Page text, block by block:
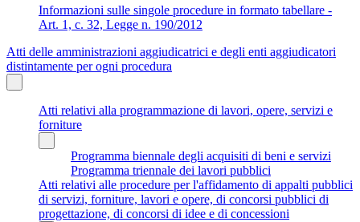
Informazioni sulle singole procedure in formato tabellare -
Art. 1, c. 32, Legge n. 190/2012
Atti delle amministrazioni aggiudicatrici e degli enti aggiudicatori
distintamente per ogni procedura
Atti relativi alla programmazione di lavori, opere, servizi e
forniture
Programma biennale degli acquisiti di beni e servizi
Programma triennale dei lavori pubblici
Atti relativi alle procedure per l'affidamento di appalti pubblici
di servizi, forniture, lavori e opere, di concorsi pubblici di
progettazione, di concorsi di idee e di concessioni